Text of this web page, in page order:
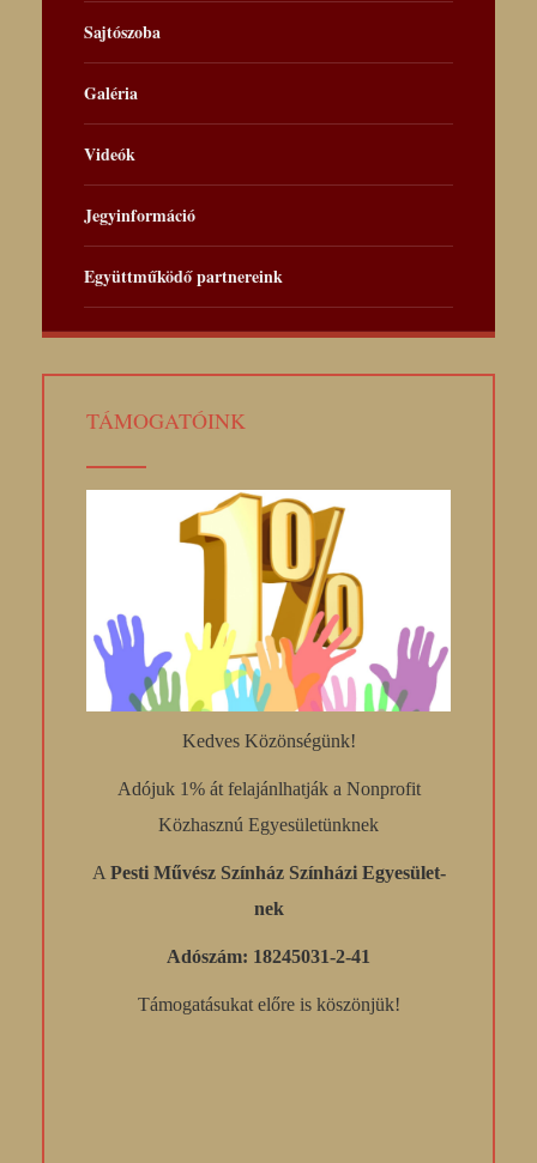
Sajtószoba
Galéria
Videók
Jegyinformáció
Együttműködő partnereink
TÁMOGATÓINK
Kedves Közönségünk!
Adójuk 1% át felajánlhatják a Nonprofit
Közhasznú Egyesületünknek
A Pesti Művész Színház Színházi Egyesület-
nek
Adószám: 18245031-2-41
Támogatásukat előre is köszönjük!